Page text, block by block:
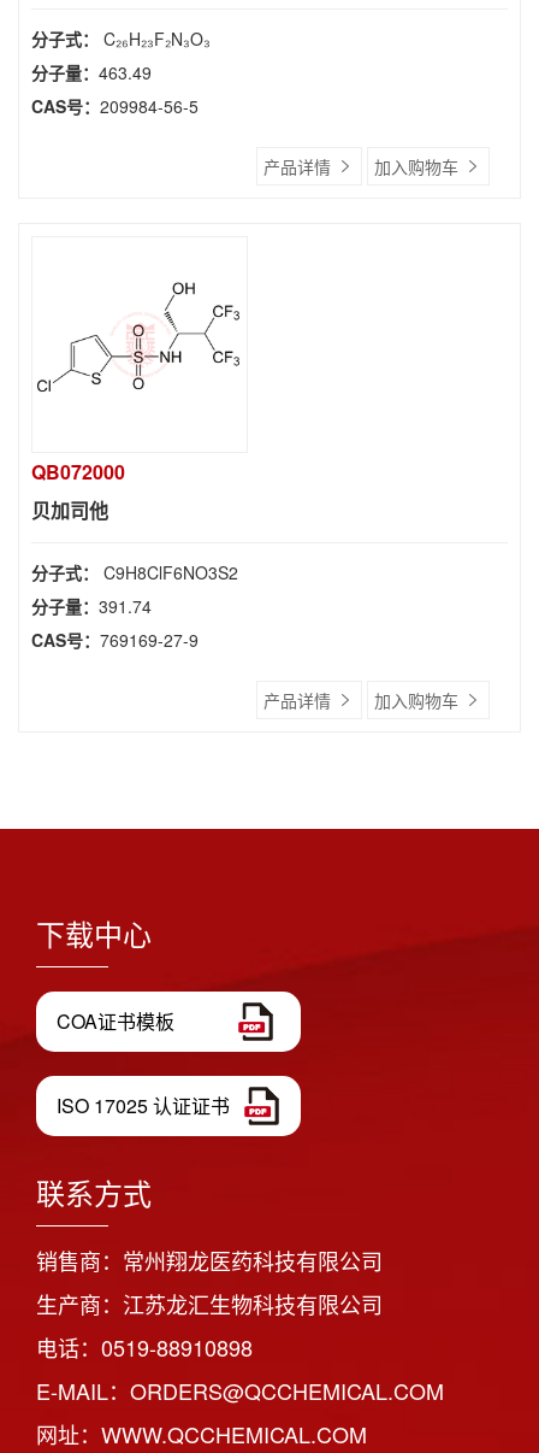
分子式： C₂₆H₂₃F₂N₃O₃
分子量： 463.49
CAS号： 209984-56-5
产品详情 加入购物车
QB072000
贝加司他
分子式： C9H8ClF6NO3S2
分子量： 391.74
CAS号： 769169-27-9
产品详情 加入购物车
下载中心
COA证书模板
ISO 17025 认证证书
联系方式
销售商：常州翔龙医药科技有限公司
生产商：江苏龙汇生物科技有限公司
电话：0519-88910898
E-MAIL：ORDERS@QCCHEMICAL.COM
网址：WWW.QCCHEMICAL.COM